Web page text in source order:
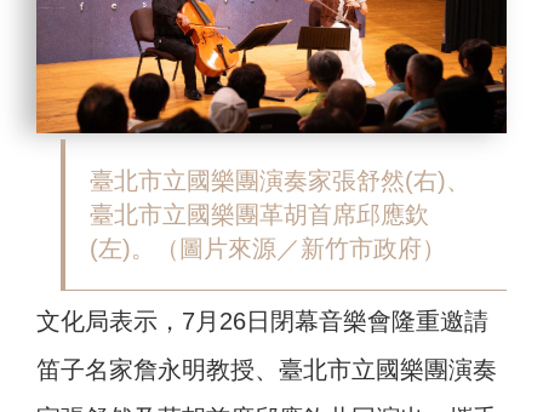
臺北市立國樂團演奏家張舒然(右)、
臺北市立國樂團革胡首席邱應欽
(左)。（圖片來源／新竹市政府）
文化局表示，7月26日閉幕音樂會隆重邀請
笛子名家詹永明教授、臺北市立國樂團演奏